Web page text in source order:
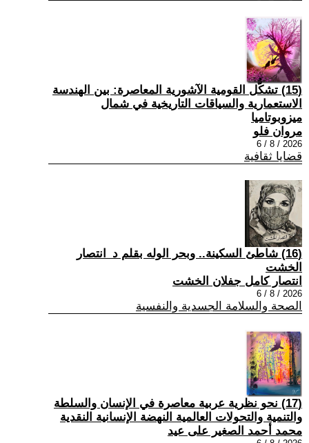
(15) تشكُّل القومية الآشورية المعاصرة: بين الهندسة
الاستعمارية والسياقات التاريخية في شمال
ميزوبوتاميا
مروان فلو
2026 / 8 / 6
قضايا ثقافية
(16) شاطئ السكينة.. وبحر الوله بقلم د_انتصار
الخشت
انتصار كامل جفلان الخشت
2026 / 8 / 6
الصحة والسلامة الجسدية والنفسية
(17) نحو نظرية عربية معاصرة في الإنسان والسلطة
والتنمية والتحولات العالمية النهضة الإنسانية النقدية
محمد أحمد الصغير على عيد